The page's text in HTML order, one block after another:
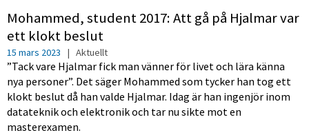
Mohammed, student 2017: Att gå på Hjalmar var
ett klokt beslut
15 mars 2023 | Aktuellt
”Tack vare Hjalmar fick man vänner för livet och lära känna
nya personer”. Det säger Mohammed som tycker han tog ett
klokt beslut då han valde Hjalmar. Idag är han ingenjör inom
datateknik och elektronik och tar nu sikte mot en
masterexamen.